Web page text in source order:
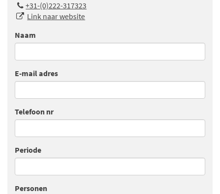
+31-(0)222-317323
Link naar website
Naam
E-mail adres
Telefoon nr
Periode
Personen